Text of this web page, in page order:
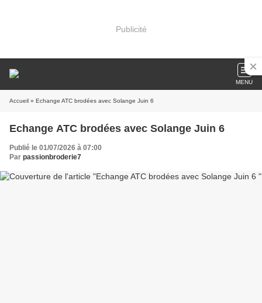
Publicité
MENU
Accueil » Echange ATC brodées avec Solange Juin 6
Echange ATC brodées avec Solange Juin 6
Publié le 01/07/2026 à 07:00
Par passionbroderie7